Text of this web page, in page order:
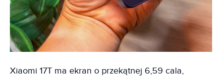
Xiaomi 17T ma ekran o przekątnej 6,59 cala,